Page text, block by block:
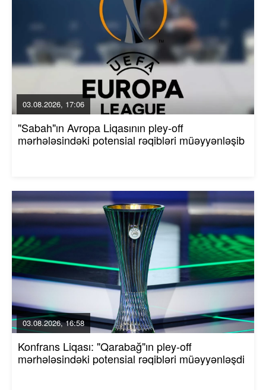
03.08.2026, 17:06
"Sabah"ın Avropa Liqasının pley-off
mərhələsindəki potensial rəqibləri müəyyənləşib
03.08.2026, 16:58
Konfrans Liqası: "Qarabağ"ın pley-off
mərhələsindəki potensial rəqibləri müəyyənləşdi